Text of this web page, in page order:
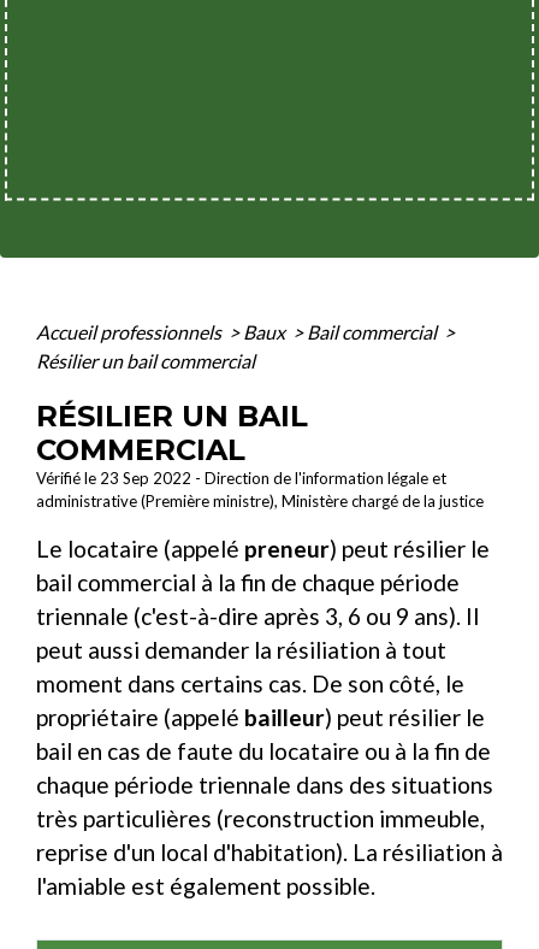
Accueil professionnels > Baux > Bail commercial >
Résilier un bail commercial
RÉSILIER UN BAIL
COMMERCIAL
Vérifié le 23 Sep 2022 - Direction de l'information légale et
administrative (Première ministre), Ministère chargé de la justice
Le locataire (appelé preneur) peut résilier le
bail commercial à la fin de chaque période
triennale (c'est-à-dire après 3, 6 ou 9 ans). Il
peut aussi demander la résiliation à tout
moment dans certains cas. De son côté, le
propriétaire (appelé bailleur) peut résilier le
bail en cas de faute du locataire ou à la fin de
chaque période triennale dans des situations
très particulières (reconstruction immeuble,
reprise d'un local d'habitation). La résiliation à
l'amiable est également possible.